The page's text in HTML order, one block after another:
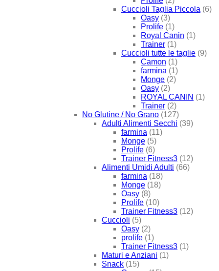
Cuccioli Taglia Piccola (6)
Oasy (3)
Prolife (1)
Royal Canin (1)
Trainer (1)
Cuccioli tutte le taglie (9)
Camon (1)
farmina (1)
Monge (2)
Oasy (2)
ROYAL CANIN (1)
Trainer (2)
No Glutine / No Grano (127)
Adulti Alimenti Secchi (39)
farmina (11)
Monge (5)
Prolife (6)
Trainer Fitness3 (12)
Alimenti Umidi Adulti (66)
farmina (18)
Monge (18)
Oasy (8)
Prolife (10)
Trainer Fitness3 (12)
Cuccioli (5)
Oasy (2)
prolife (1)
Trainer Fitness3 (1)
Maturi e Anziani (1)
Snack (15)